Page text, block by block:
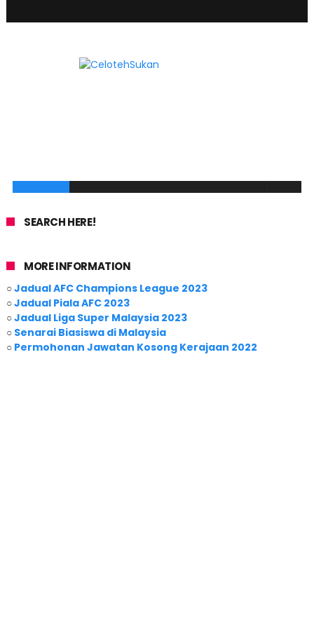
SEARCH HERE!
MORE INFORMATION
○Jadual AFC Champions League 2023
○Jadual Piala AFC 2023
○Jadual Liga Super Malaysia 2023
○ Senarai Biasiswa di Malaysia
○ Permohonan Jawatan Kosong Kerajaan 2022